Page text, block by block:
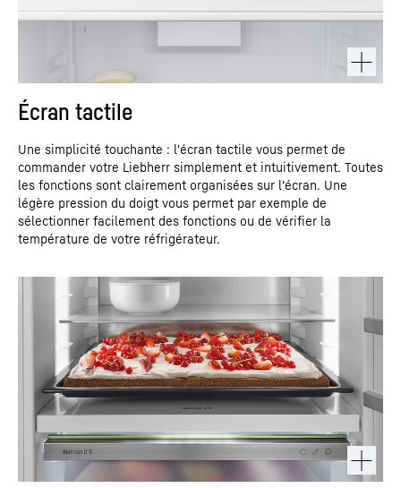
Écran tactile
Une simplicité touchante : l'écran tactile vous permet de
commander votre Liebherr simplement et intuitivement. Toutes
les fonctions sont clairement organisées sur l'écran. Une
légère pression du doigt vous permet par exemple de
sélectionner facilement des fonctions ou de vérifier la
température de votre réfrigérateur.